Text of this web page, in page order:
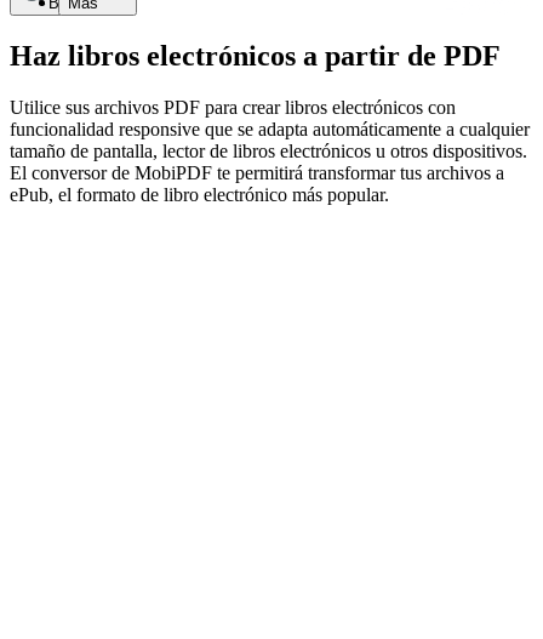
Haz libros electrónicos a partir de PDF
Utilice sus archivos PDF para crear libros electrónicos con
funcionalidad responsive que se adapta automáticamente a cualquier
tamaño de pantalla, lector de libros electrónicos u otros dispositivos.
El conversor de MobiPDF te permitirá transformar tus archivos a
ePub, el formato de libro electrónico más popular.